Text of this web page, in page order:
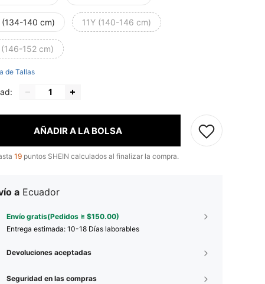
(134-140 cm) 11Y (140-146 cm)
(146-152 cm)
de Tallas
AÑADIR A LA BOLSA
19 puntos SHEIN calculados al finalizar la compra.
a Ecuador
Envío gratis(Pedidos ≥ $150.00)
Entrega estimada: 10-18 Días laborables
Devoluciones aceptadas
Seguridad en las compras